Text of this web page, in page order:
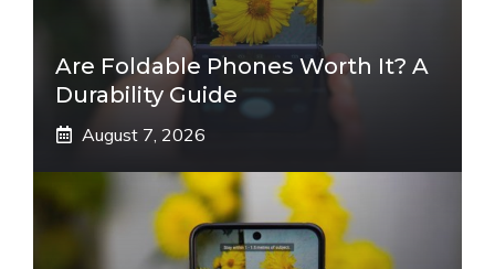
Are Foldable Phones Worth It? A
Durability Guide
August 7, 2026